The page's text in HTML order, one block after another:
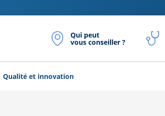
Qui peut
vous conseiller ?
Qualité et innovation